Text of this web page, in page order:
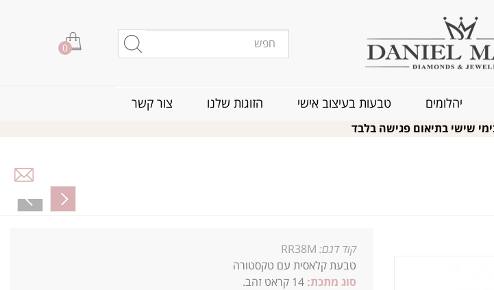
0
יהלומים טבעות בעיצוב אישי הזוגות שלנו צור קשר
שישי בתיאום פגישה בלבד
קוד דגם: RR38M
טבעת קלאסית עם טקסטורה
סוג מתכת: 14 קראט זהב.